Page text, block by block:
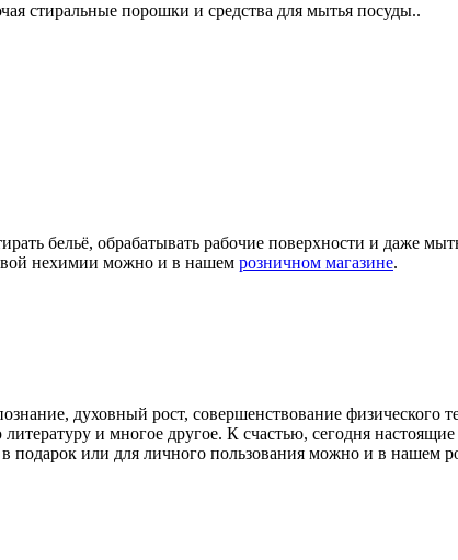
стиральные порошки и средства для мытья посуды..
бельё, обрабатывать рабочие поверхности и даже
нехимии можно и в нашем розничном магазине.
духовный рост, совершенствование физического
и многое другое. К счастью, сегодня
подарок или для личного пользования можно и в нашем